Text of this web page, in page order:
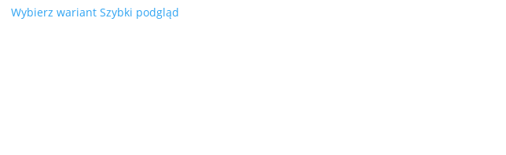
cen:
Wybierz wariant Szybki podgląd